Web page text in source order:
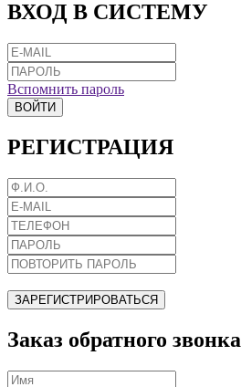
ВХОД В СИСТЕМУ
Вспомнить пароль
ВОЙТИ
РЕГИСТРАЦИЯ
ЗАРЕГИСТРИРОВАТЬСЯ
Заказ обратного звонка